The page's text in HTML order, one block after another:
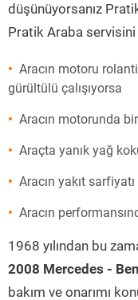
düşünüyorsanız
Pratik Araba
Aracın motoru
gürültülü çalışıyorsa
Aracın motorunda
Araçta yanık yağ
Aracın yakıt
Aracın
1968 yılından bu
2008 Mercedes -
bakım ve onarımı